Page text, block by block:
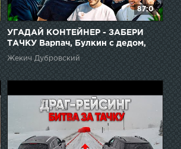
87:0
УГАДАЙ КОНТЕЙНЕР - ЗАБЕРИ
ТАЧКУ Варпач, Булкин с дедом,
Юра Волков, Никитос, Блуд, jetcar
Жекич Дубровский